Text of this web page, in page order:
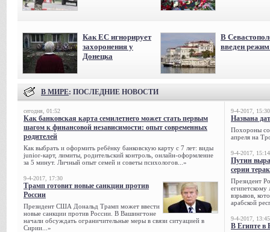
Как ЕС игнорирует
захоронения у
Донецка
В
введен
В МИРЕ: ПОСЛЕДНИЕ НОВОСТИ
сегодня, 01:52
Как банковская карта семилетнего может стать первым
шагом к финансовой независимости: опыт современных
родителей
Как выбрать и оформить ребёнку банковскую карту с 7 лет: виды
junior-карт, лимиты, родительский контроль, онлайн-оформление
за 5 минут. Личный опыт семей и советы психологов...»
9-4-2017, 17:30
Трамп готовит новые санкции против
России
Президент США Дональд Трамп может ввести
новые санкции против России. В Вашингтоне
начали обсуждать ограничительные меры в связи ситуацией в
Сирии...»
9-4-2017, 15:30
Названа
Похороны
апреля на
9-4-2017, 15:14
Путин
серии
Президент
египетскому
взрывов,
арабской
9-4-2017, 13:45
В Египте в